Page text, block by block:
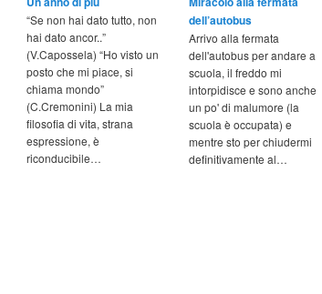
“Se non hai dato tutto, non
hai dato ancor..”
(V.Capossela) “Ho visto un
posto che mi piace, si
chiama mondo”
(C.Cremonini) La mia
filosofia di vita, strana
espressione, è
riconducibile…
dell’autobus
Arrivo alla fermata
dell'autobus per andare a
scuola, il freddo mi
intorpidisce e sono anche
un po' di malumore (la
scuola è occupata) e
mentre sto per chiudermi
definitivamente al…